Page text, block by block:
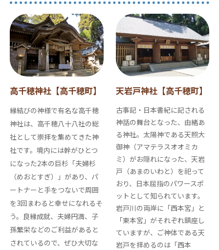
高千穂神社【高千穂町】
縁結びの神様で有名な高千穂
神社は、高千穂八十八社の総
社として崇拝を集めてきた神
社です。境内には幹がひとつ
になった2本の巨杉「夫婦杉
（めおとすぎ）」があり、パ
ートナーと手をつないで周囲
を3回まわると幸せになれるそ
う。良縁成就、夫婦円満、子
孫繁栄などのご利益があると
されているので、ぜひ大切な
天岩戸神社【高千穂町】
古事記・日本書紀に記される
神話の舞台となった、由緒あ
る神社。太陽神である天照大
御神（アマテラスオオミカ
ミ）がお隠れになった、天岩
戸（あまのいわと）を祀って
おり、日本屈指のパワースポ
ットとして知られています。
岩戸川の両岸に「西本宮」と
「東本宮」がそれぞれ鎮座し
ていますが、ご神体である天
岩戸を拝めるのは「西本